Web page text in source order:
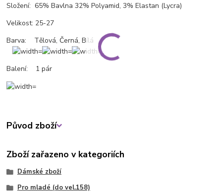
Složení: 65% Bavlna 32% Polyamid, 3% Elastan (Lycra)
Velikost: 25-27
Barva: Tělová, Černá, Bílá
Balení: 1 pár
Původ zboží
Zboží zařazeno v kategoriích
Dámské zboží
Pro mladé (do vel.158)